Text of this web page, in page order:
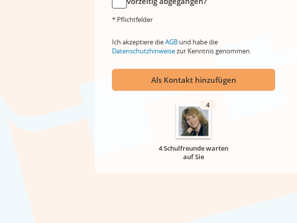
* Pflichtfelder
Ich akzeptiere dieAGB und habe die
Datenschutzhinweisezur Kenntnis genommen.
Als Kontakt hinzufügen
4
4 Schulfreunde warten
auf Sie